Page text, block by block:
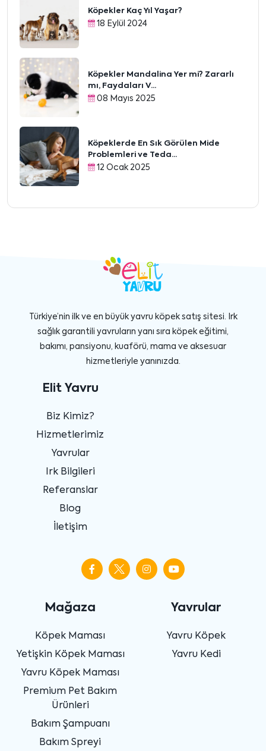
Köpekler Kaç Yıl Yaşar?
18 Eylül 2024
Köpekler Mandalina Yer mi? Zararlı
mı, Faydaları V...
08 Mayıs 2025
Köpeklerde En Sık Görülen Mide
Problemleri ve Teda...
12 Ocak 2025
Türkiye’nin ilk ve en büyük yavru köpek satış sitesi. Irk
sağlık garantili yavruların yanı sıra köpek eğitimi,
bakımı, pansiyonu, kuaförü, mama ve aksesuar
hizmetleriyle yanınızda.
Elit Yavru
Biz Kimiz?
Hizmetlerimiz
Yavrular
Irk Bilgileri
Referanslar
Blog
İletişim
Mağaza
Köpek Maması
Yetişkin Köpek Maması
Yavru Köpek Maması
Premium Pet Bakım
Ürünleri
Bakım Şampuanı
Bakım Spreyi
Yavrular
Yavru Köpek
Yavru Kedi